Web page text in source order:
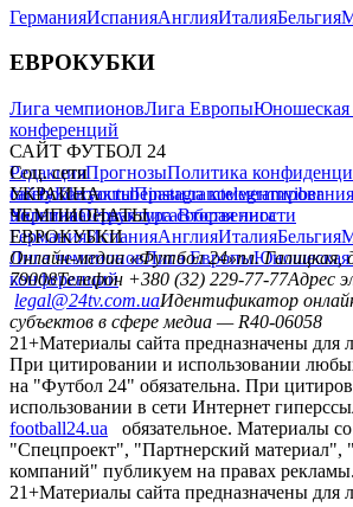
ГерманияИспанияАнглияИталияБельгия
ЕВРОКУБКИ
Лига чемпионовЛига Европы
конференций
САЙТ ФУТБОЛ 24
РедакцияПрогнозыПолитика
сайтуКонтактыПравила комментирования
политикаСтруктура собственности
Соц. сети
facebookxyoutubeinstagramtelegramviber
УКРАИНА
УкраинаПервая лигаВторая лига
ЧЕМПИОНАТЫ
ГерманияИспанияАнглияИталияБельгия
ЕВРОКУБКИ
Лига чемпионовЛига Европы
конференций
Онлайн-медиа «Футбол 24»пл. Галицкая,
79008Телефон +380 (32) 229-77-77Адрес
legal@24tv.com.uaИдентификатор
субъектов в сфере медиа — R40-06058
21+Материалы сайта предназначены для
При цитировании и использовании
на "Футбол 24" обязательна. При
использовании в сети Интернет
football24.ua
обязательное. Материалы
"Спецпроект", "Партнерский материал",
компаний" публикуем на правах рекламы.
21+Материалы сайта предназначены для